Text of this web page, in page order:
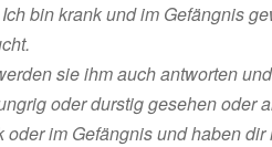
bin krank und im Gefängnis
sie ihm auch antworten
oder durstig gesehen oder
oder im Gefängnis und haben